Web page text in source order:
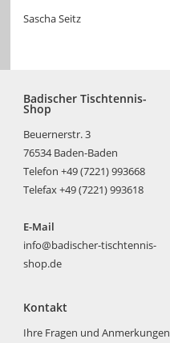
Sascha Seitz
Badischer Tischtennis-
Shop
Beuernerstr. 3
76534 Baden-Baden
Telefon +49 (7221) 993668
Telefax +49 (7221) 993618
E-Mail
info@badischer-tischtennis-
shop.de
Kontakt
Ihre Fragen und Anmerkungen